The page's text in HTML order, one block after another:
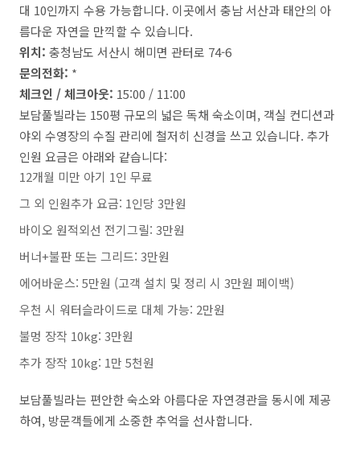
대 10인까지 수용 가능합니다. 이곳에서 충남 서산과 태안의 아
름다운 자연을 만끽할 수 있습니다.
위치: 충청남도 서산시 해미면 관터로 74-6
문의전화: *
체크인 / 체크아웃: 15:00 / 11:00
보담풀빌라는 150평 규모의 넓은 독채 숙소이며, 객실 컨디션과
야외 수영장의 수질 관리에 철저히 신경을 쓰고 있습니다. 추가
인원 요금은 아래와 같습니다:
12개월 미만 아기 1인 무료
그 외 인원추가 요금: 1인당 3만원
바이오 원적외선 전기그릴: 3만원
버너+불판 또는 그리드: 3만원
에어바운스: 5만원 (고객 설치 및 정리 시 3만원 페이백)
우천 시 워터슬라이드로 대체 가능: 2만원
불멍 장작 10kg: 3만원
추가 장작 10kg: 1만 5천원
보담풀빌라는 편안한 숙소와 아름다운 자연경관을 동시에 제공
하여, 방문객들에게 소중한 추억을 선사합니다.